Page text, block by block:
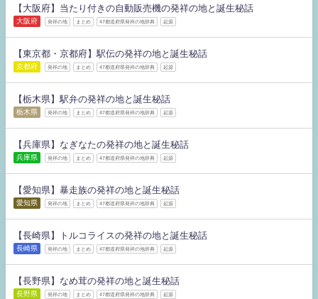
【大阪府】当たり付きの自動販売機の発祥の地と誕生秘話
大阪府 発祥の地 まとめ 47都道府県発祥の地辞典 起源
【東京都・京都府】駅伝の発祥の地と誕生秘話
京都府 発祥の地 まとめ 47都道府県発祥の地辞典 起源
【栃木県】駅弁の発祥の地と誕生秘話
栃木県 発祥の地 まとめ 47都道府県発祥の地辞典 起源
【兵庫県】なぎなたの発祥の地と誕生秘話
兵庫県 発祥の地 まとめ 47都道府県発祥の地辞典 起源
【愛知県】暴走族の発祥の地と誕生秘話
愛知県 発祥の地 まとめ 47都道府県発祥の地辞典 起源
【長崎県】トルコライスの発祥の地と誕生秘話
長崎県 発祥の地 まとめ 47都道府県発祥の地辞典 起源
【長野県】なめ茸の発祥の地と誕生秘話
長野県 発祥の地 まとめ 47都道府県発祥の地辞典 起源